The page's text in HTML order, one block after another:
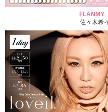
FLANMY
佐々木希